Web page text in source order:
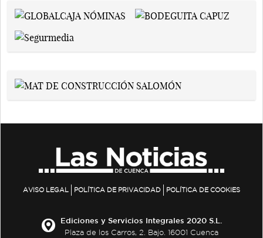
AVISO LEGAL POLÍTICA DE PRIVACIDAD POLÍTICA DE COOKIES
Ediciones y Servicios Integrales 2020 S.L.
Plaza de los Carros, 2. Bajo. 16001 Cuenca